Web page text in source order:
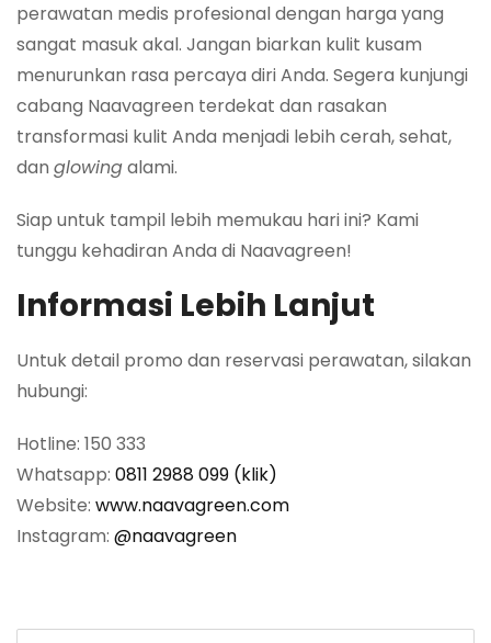
perawatan medis profesional dengan harga yang
sangat masuk akal. Jangan biarkan kulit kusam
menurunkan rasa percaya diri Anda. Segera kunjungi
cabang Naavagreen terdekat dan rasakan
transformasi kulit Anda menjadi lebih cerah, sehat,
dan glowingalami.
Siap untuk tampil lebih memukau hari ini? Kami
tunggu kehadiran Anda di Naavagreen!
Informasi Lebih Lanjut
Untuk detail promo dan reservasi perawatan, silakan
hubungi:
Hotline: 150 333
Whatsapp: 0811 2988 099 (klik)
Website: www.naavagreen.com
Instagram: @naavagreen